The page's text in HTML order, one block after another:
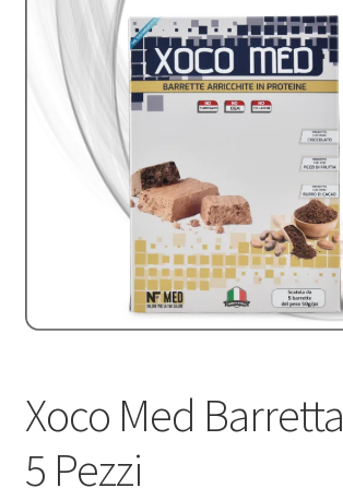
Магазин
Мой аккаунт
Оставить отзыв
Оформление заказа
Сотрудничество
Xoco Med
5 Pezzi